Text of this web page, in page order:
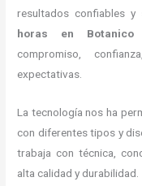
resultados confiables
horas en Botanico
compromiso,
expectativas.
La tecnología nos ha
con diferentes tipos y
trabaja con técnica,
alta calidad y durabilidad.